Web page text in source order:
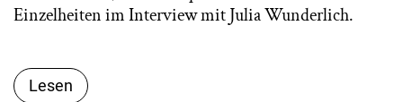
Einzelheiten im Interview mit Julia Wunderlich.
Lesen